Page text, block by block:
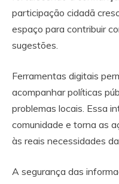
participação cidadã
espaço para contribuir
sugestões.
Ferramentas digitais
acompanhar políticas
problemas locais. Essa
comunidade e torna as
às reais necessidades
A segurança das